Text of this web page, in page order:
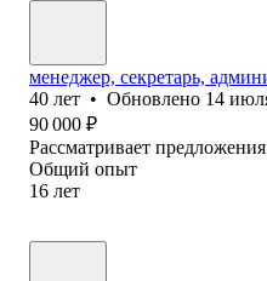
менеджер, секретарь,
40 лет • Обновлено 14
90 000 ₽
Рассматривает предложения
Общий опыт
16 лет